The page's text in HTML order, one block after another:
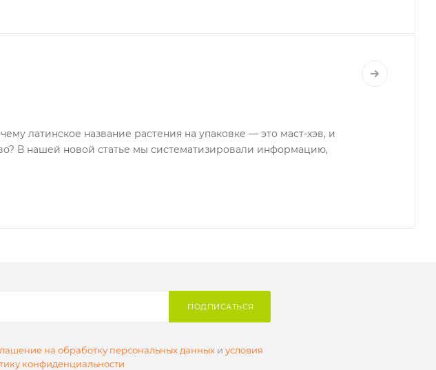
латинское название растения на упаковке — это маст-хэв, и
В нашей новой статье мы систематизировали информацию,
ПОДПИСАТЬСЯ
на обработку персональных данныхи условия
конфиденциальности